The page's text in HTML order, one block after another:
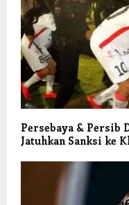
Persebaya & Persib
Jatuhkan Sanksi ke